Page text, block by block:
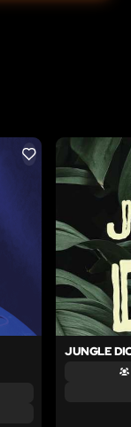
LIKE
JUNGLE